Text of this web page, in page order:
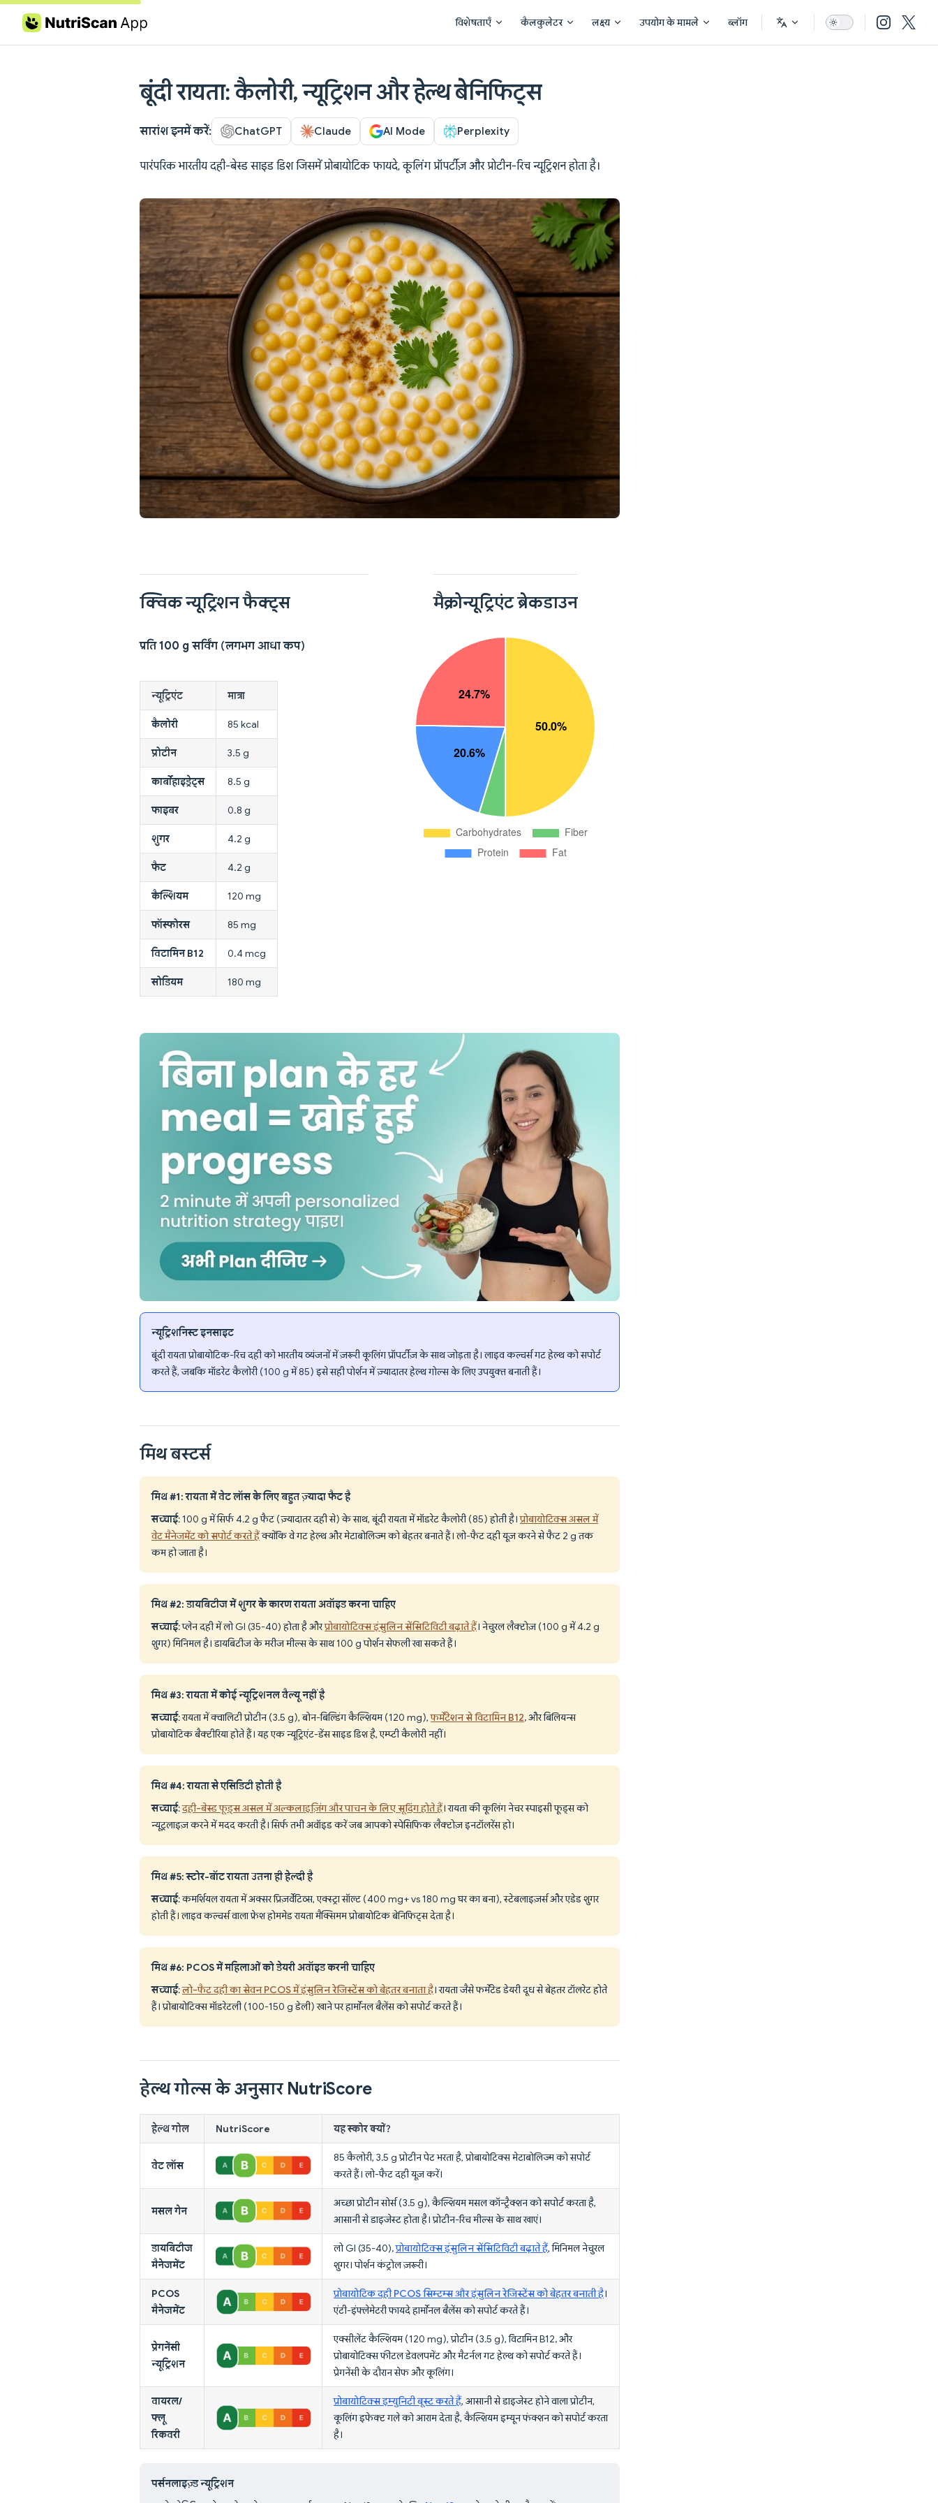
Skip to content विशेषताएँ कैलकुलेटर लक्ष्य उपयोग के मामले ब्लॉग
बूंदी रायता: कैलोरी, न्यूट्रिशन और हेल्थ बेनिफिट्स
सारांश इनमें करें: ChatGPT Claude AI Mode Perplexity
पारंपरिक भारतीय दही-बेस्ड साइड डिश जिसमें प्रोबायोटिक फायदे, कूलिंग प्रॉपर्टीज़ और प्रोटीन-रिच न्यूट्रिशन होता है।
क्विक न्यूट्रिशन फैक्ट्स
प्रति 100 g सर्विंग (लगभग आधा कप)
न्यूट्रिएंट मात्रा
कैलोरी 85 kcal
प्रोटीन 3.5 g
कार्बोहाइड्रेट्स 8.5 g
फाइबर 0.8 g
शुगर 4.2 g
फैट 4.2 g
कैल्शियम 120 mg
फॉस्फोरस 85 mg
विटामिन B12 0.4 mcg
सोडियम 180 mg
मैक्रोन्यूट्रिएंट ब्रेकडाउन
न्यूट्रिशनिस्ट इनसाइट
बूंदी रायता प्रोबायोटिक-रिच दही को भारतीय व्यंजनों में ज़रूरी कूलिंग प्रॉपर्टीज़ के साथ जोड़ता है। लाइव कल्चर्स गट हेल्थ को सपोर्ट
करते हैं, जबकि मॉडरेट कैलोरी (100 g में 85) इसे सही पोर्शन में ज़्यादातर हेल्थ गोल्स के लिए उपयुक्त बनाती हैं।
मिथ बस्टर्स
मिथ #1: रायता में वेट लॉस के लिए बहुत ज़्यादा फैट है
सच्चाई: 100 g में सिर्फ 4.2 g फैट (ज़्यादातर दही से) के साथ, बूंदी रायता में मॉडरेट कैलोरी (85) होती है।प्रोबायोटिक्स असल में
वेट मैनेजमेंट को सपोर्ट करते हैंक्योंकि वे गट हेल्थ और मेटाबोलिज्म को बेहतर बनाते हैं। लो-फैट दही यूज़ करने से फैट 2 g तक
कम हो जाता है।
मिथ #2: डायबिटीज में शुगर के कारण रायता अवॉइड करना चाहिए
सच्चाई: प्लेन दही में लो GI (35-40) होता है औरप्रोबायोटिक्स इंसुलिन सेंसिटिविटी बढ़ाते हैं। नेचुरल लैक्टोज़ (100 g में 4.2 g
शुगर) मिनिमल है। डायबिटीज के मरीज मील्स के साथ 100 g पोर्शन सेफली खा सकते हैं।
मिथ #3: रायता में कोई न्यूट्रिशनल वैल्यू नहीं है
सच्चाई: रायता में क्वालिटी प्रोटीन (3.5 g), बोन-बिल्डिंग कैल्शियम (120 mg),फर्मेंटेशन से विटामिन B12, और बिलियन्स
प्रोबायोटिक बैक्टीरिया होते हैं। यह एक न्यूट्रिएंट-डेंस साइड डिश है, एम्प्टी कैलोरी नहीं।
मिथ #4: रायता से एसिडिटी होती है
सच्चाई:दही-बेस्ड फूड्स असल में अल्कलाइज़िंग और पाचन के लिए सूदिंग होते हैं। रायता की कूलिंग नेचर स्पाइसी फूड्स को
न्यूट्रलाइज़ करने में मदद करती है। सिर्फ तभी अवॉइड करें जब आपको स्पेसिफिक लैक्टोज़ इनटॉलरेंस हो।
मिथ #5: स्टोर-बॉट रायता उतना ही हेल्दी है
सच्चाई: कमर्शियल रायता में अक्सर प्रिज़र्वेटिव्स, एक्स्ट्रा सॉल्ट (400 mg+ vs 180 mg घर का बना), स्टेबलाइज़र्स और एडेड शुगर
होती हैं। लाइव कल्चर्स वाला फ्रेश होममेड रायता मैक्सिमम प्रोबायोटिक बेनिफिट्स देता है।
मिथ #6: PCOS में महिलाओं को डेयरी अवॉइड करनी चाहिए
सच्चाई:लो-फैट दही का सेवन PCOS में इंसुलिन रेजिस्टेंस को बेहतर बनाता है। रायता जैसे फर्मेंटेड डेयरी दूध से बेहतर टॉलरेट होते
हैं। प्रोबायोटिक्स मॉडरेटली (100-150 g डेली) खाने पर हार्मोनल बैलेंस को सपोर्ट करते हैं।
हेल्थ गोल्स के अनुसार NutriScore
हेल्थ गोल NutriScore यह स्कोर क्यों?
वेट लॉस
85 कैलोरी, 3.5 g प्रोटीन पेट भरता है, प्रोबायोटिक्स मेटाबोलिज्म को सपोर्ट
करते हैं। लो-फैट दही यूज़ करें।
मसल गेन
अच्छा प्रोटीन सोर्स (3.5 g), कैल्शियम मसल कॉन्ट्रैक्शन को सपोर्ट करता है,
आसानी से डाइजेस्ट होता है। प्रोटीन-रिच मील्स के साथ खाएं।
डायबिटीज
मैनेजमेंट
लो GI (35-40),प्रोबायोटिक्स इंसुलिन सेंसिटिविटी बढ़ाते हैं, मिनिमल नेचुरल
शुगर। पोर्शन कंट्रोल ज़रूरी।
PCOS
मैनेजमेंट
प्रोबायोटिक दही PCOS सिम्टम्स और इंसुलिन रेजिस्टेंस को बेहतर बनाती है।
एंटी-इंफ्लेमेटरी फायदे हार्मोनल बैलेंस को सपोर्ट करते हैं।
प्रेगनेंसी
न्यूट्रिशन
एक्सीलेंट कैल्शियम (120 mg), प्रोटीन (3.5 g), विटामिन B12, और
प्रोबायोटिक्स फीटल डेवलपमेंट और मैटर्नल गट हेल्थ को सपोर्ट करते हैं।
प्रेगनेंसी के दौरान सेफ और कूलिंग।
वायरल/
फ्लू
रिकवरी
प्रोबायोटिक्स इम्युनिटी बूस्ट करते हैं, आसानी से डाइजेस्ट होने वाला प्रोटीन,
कूलिंग इफेक्ट गले को आराम देता है, कैल्शियम इम्यून फंक्शन को सपोर्ट करता
है।
पर्सनलाइज़्ड न्यूट्रिशन